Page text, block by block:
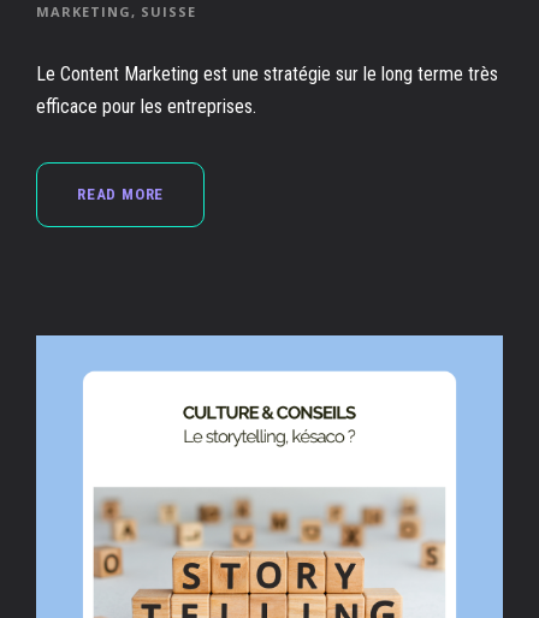
MARKETING, SUISSE
Le Content Marketing est une stratégie sur le long terme très
efficace pour les entreprises.
READ MORE